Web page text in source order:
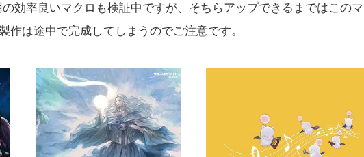
効率良いマクロも検証中ですが、そちらアップできるまではこのマ
は途中で完成してしまうのでご注意です。